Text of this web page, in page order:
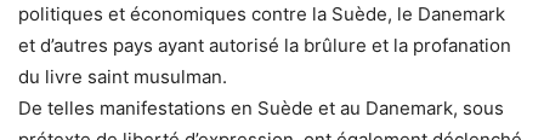
politiques et économiques contre la Suède, le Danemark
et d’autres pays ayant autorisé la brûlure et la profanation
du livre saint musulman.
De telles manifestations en Suède et au Danemark, sous